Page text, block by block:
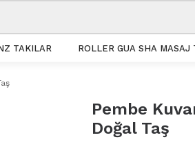
TAKILAR ROLLER GUA SHA MASAJ
Pembe
Doğal Taş